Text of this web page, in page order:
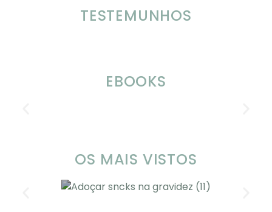
TESTEMUNHOS
EBOOKS
OS MAIS VISTOS